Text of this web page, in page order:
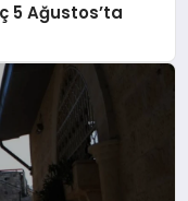
5 Ağustos’ta